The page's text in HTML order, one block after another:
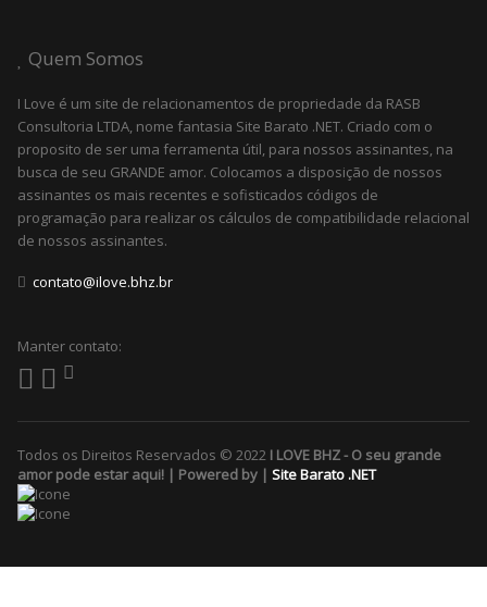
Quem Somos
I Love é um site de relacionamentos de propriedade da RASB
Consultoria LTDA, nome fantasia Site Barato .NET. Criado com o
proposito de ser uma ferramenta útil, para nossos assinantes, na
busca de seu GRANDE amor. Colocamos a disposição de nossos
assinantes os mais recentes e sofisticados códigos de
programação para realizar os cálculos de compatibilidade relacional
de nossos assinantes.
contato@ilove.bhz.br
Manter contato:
Todos os Direitos Reservados © 2022 I LOVE BHZ - O seu grande
amor pode estar aqui! | Powered by | Site Barato .NET